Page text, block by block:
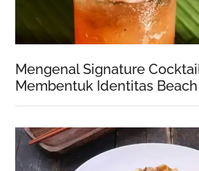
Mengenal Signature
Membentuk Identitas